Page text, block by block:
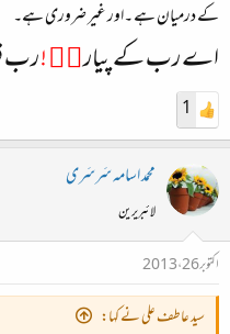
کے درمیان ہے ۔اور غیر ضروری ہے۔
اے رب کے پیاروۙ !رب
1
محمد اسامہ سَرسَری
لائبریرین
اکتوبر 26، 2013
سید عاطف علی نے کہا: